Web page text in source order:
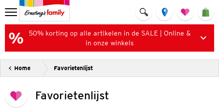
50% korting op alle artikelen in de SALE | Online &
in onze winkels
Home Favorietenlijst
Favorietenlijst